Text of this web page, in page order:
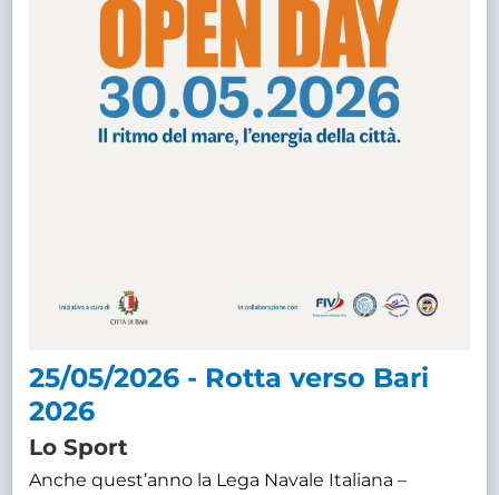
25/05/2026 - Rotta verso Bari
2026
Lo Sport
Anche quest’anno la Lega Navale Italiana –